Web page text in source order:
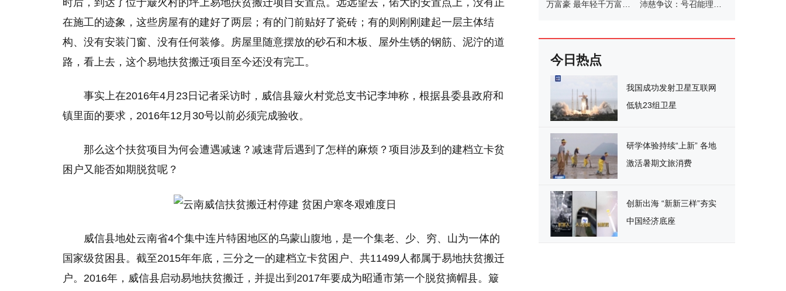
时后，到达了位于簸火村的坪上易地扶贫搬迁项目安置点。远远望去，偌大的安置点上，没有正
在施工的迹象，这些房屋有的建好了两层；有的门前贴好了瓷砖；有的则刚刚建起一层主体结
构、没有安装门窗、没有任何装修。房屋里随意摆放的砂石和木板、屋外生锈的钢筋、泥泞的道
路，看上去，这个易地扶贫搬迁项目至今还没有完工。
事实上在2016年4月23日记者采访时，威信县簸火村党总支书记李坤称，根据县委县政府和
镇里面的要求，2016年12月30号以前必须完成验收。
那么这个扶贫项目为何会遭遇减速？减速背后遇到了怎样的麻烦？项目涉及到的建档立卡贫
困户又能否如期脱贫呢？
威信县地处云南省4个集中连片特困地区的乌蒙山腹地，是一个集老、少、穷、山为一体的
国家级贫困县。截至2015年年底，三分之一的建档立卡贫困户、共11499人都属于易地扶贫搬迁
户。2016年，威信县启动易地扶贫搬迁，并提出到2017年要成为昭通市第一个脱贫摘帽县。簸
万富豪 最年轻千万富豪
沛慈争议：号召能理智
今日热点
我国成功发射卫星互联网
低轨23组卫星
研学体验持续“上新” 各地
激活暑期文旅消费
创新出海 “新新三样”夯实
中国经济底座